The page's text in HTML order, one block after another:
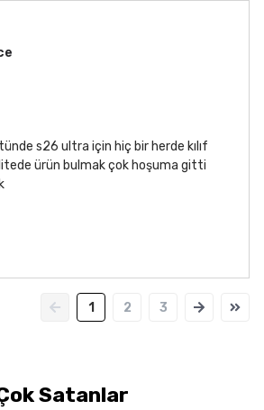
s26 ultra için hiç bir herde kılıf
ürün bulmak çok hoşuma gitti
1 2 3
Satanlar